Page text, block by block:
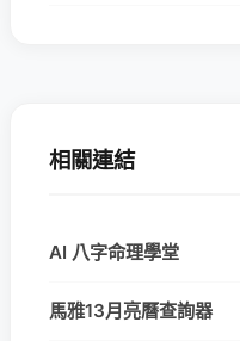
相關連結
AI 八字命理學堂
馬雅13月亮曆查詢器